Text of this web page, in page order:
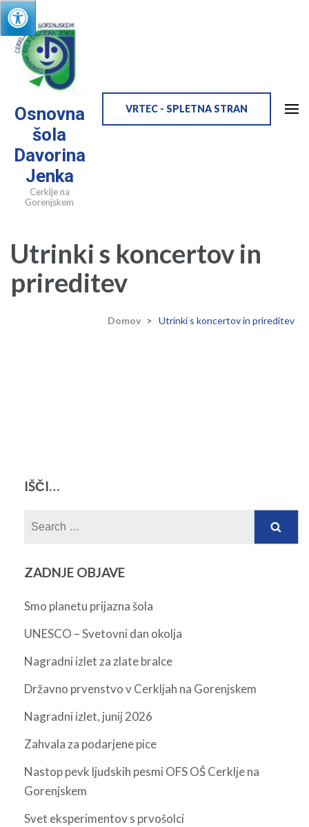
Skip
to
content
(Press
Enter)
Osnovna
šola
Davorina
Jenka
Cerklje na
Gorenjskem
VRTEC - SPLETNA STRAN
Utrinki s koncertov in
prireditev
Domov > Utrinki s koncertov in prireditev
IŠČI…
ZADNJE OBJAVE
Smo planetu prijazna šola
UNESCO – Svetovni dan okolja
Nagradni izlet za zlate bralce
Državno prvenstvo v Cerkljah na Gorenjskem
Nagradni izlet, junij 2026
Zahvala za podarjene pice
Nastop pevk ljudskih pesmi OFS OŠ Cerklje na
Gorenjskem
Svet eksperimentov s prvošolci